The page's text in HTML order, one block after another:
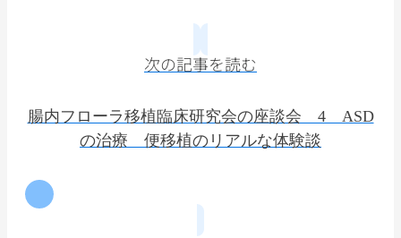
次の記事を読む
腸内フローラ移植臨床研究会の座談会 4 ASD
の治療 便移植のリアルな体験談